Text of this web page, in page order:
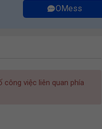
OMess
việc liên quan phía